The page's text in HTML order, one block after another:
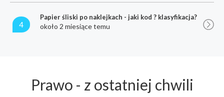
4
Papier śliski po naklejkach - jaki kod ? klasyfikacja?
około 2 miesiące temu
Prawo - z ostatniej chwili